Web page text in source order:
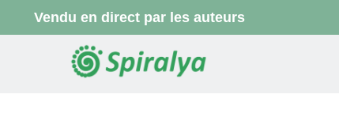
Vendu en direct par les auteurs